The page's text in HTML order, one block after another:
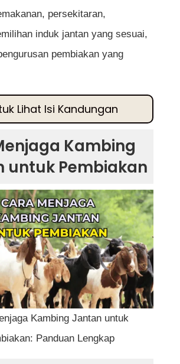
persekitaran,
induk jantan yang sesuai,
pembiakan yang
Lihat Isi Kandungan
Kambing Jantan yang Sesuai
dan Prestasi
Fizikal yang Sihat
Laku yang Aktif
Kambing
untuk Pembiakan
Kambing Jantan untuk
Panduan Lengkap